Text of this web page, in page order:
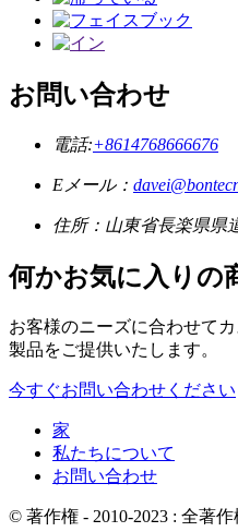
お問い合わせ
電話:+8614768666676
Eメール：
住所：山東省長楽県県
何かお気に入りの
お客様のニーズに合わせて
製品をご提供いたします。
今すぐお問い合わせください
家
私たちについて
お問い合わせ
© 著作権 - 2010-2023 : 全著作